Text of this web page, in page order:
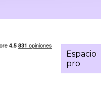
Espacio
pro